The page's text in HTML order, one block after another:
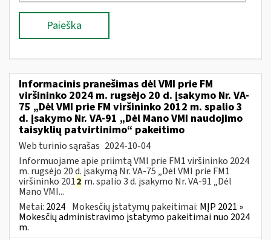
Paieška
Informacinis pranešimas dėl VMI prie FM
viršininko 2024 m. rugsėjo 20 d. įsakymo Nr. VA-
75 „Dėl VMI prie FM viršininko 2012 m. spalio 3
d. įsakymo Nr. VA-91 „Dėl Mano VMI naudojimo
taisyklių patvirtinimo“ pakeitimo
Web turinio sąrašas 2024-10-04
Informuojame apie priimtą VMI prie FM1 viršininko 2024
m. rugsėjo 20 d. įsakymą Nr. VA-75 „Dėl VMI prie FM1
viršininko 2012 m. spalio 3 d. įsakymo Nr. VA-91 „Dėl
Mano VMI...
Metai: 2024 Mokesčių įstatymų pakeitimai: MĮP 2021 »
Mokesčių administravimo įstatymo pakeitimai nuo 2024
m.